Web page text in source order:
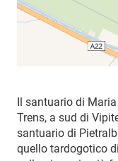
Il santuario di
Trens, a sud di
santuario di
quello tardogotico